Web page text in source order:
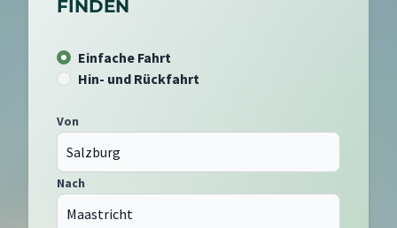
FINDEN
Einfache Fahrt
Hin- und Rückfahrt
Von
Nach